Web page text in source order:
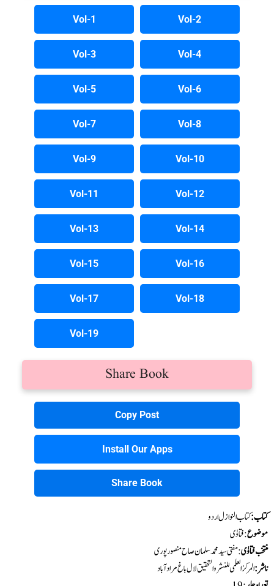
Vol-1 Vol-2
Vol-3 Vol-4
Vol-5 Vol-6
Vol-7 Vol-8
Vol-9 Vol-10
Vol-11 Vol-12
Vol-13 Vol-14
Vol-15 Vol-16
Vol-17 Vol-18
Vol-19
Share Book
Copy Post
Install Our Apps
Share Book
کتاب:کتاب النوازلاردو
موضوع: فتاوٰی
منتخب فتاوٰی: مفتی سید محمد سلمان صاح منصور پوری
ناشر :المرکز العلمی للنشر والتحقیق لال باغ مراد آباد